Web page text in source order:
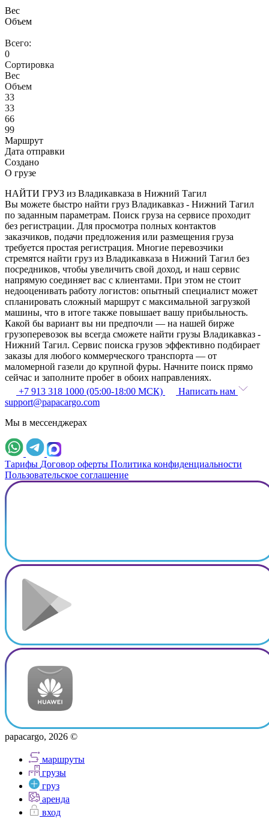
Вес
Объем
Всего:
0
Сортировка
Вес
Объем
33
33
66
99
Маршрут
Дата отправки
Создано
О грузе
НАЙТИ ГРУЗ из Владикавказа в Нижний Тагил
Вы можете быстро найти груз Владикавказ - Нижний Тагил
по заданным параметрам. Поиск груза на сервисе проходит
без регистрации. Для просмотра полных контактов
заказчиков, подачи предложения или размещения груза
требуется простая регистрация. Многие перевозчики
стремятся найти груз из Владикавказа в Нижний Тагил без
посредников, чтобы увеличить свой доход, и наш сервис
напрямую соединяет вас с клиентами. При этом не стоит
недооценивать работу логистов: опытный специалист может
спланировать сложный маршрут с максимальной загрузкой
машины, что в итоге также повышает вашу прибыльность.
Какой бы вариант вы ни предпочли — на нашей бирже
грузоперевозок вы всегда сможете найти грузы Владикавказ -
Нижний Тагил. Сервис поиска грузов эффективно подбирает
заказы для любого коммерческого транспорта — от
маломерной газели до крупной фуры. Начните поиск прямо
сейчас и заполните пробег в обоих направлениях.
+7 913 318 1000 (05:00-18:00 МСК)
Написать нам
support@papacargo.com
Мы в мессенджерах
Тарифы Договор оферты Политика конфиденциальности
Пользовательское соглашение
papacargo, 2026 ©
маршруты
грузы
груз
аренда
вход